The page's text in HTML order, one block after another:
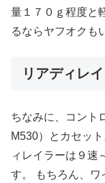
量１７０ｇ程度と
るならヤフオクも
リアディレ
ちなみに、コント
M530）とカセッ
ィレイラーは９速
す。 もちろん、ワ